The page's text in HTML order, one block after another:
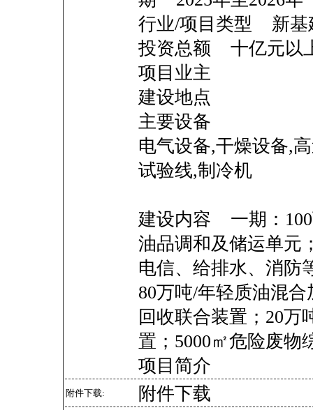
行业/项目类型 新基
投资总额 十亿
项目业主
建设地点
主要设备
电气设备,干燥设备,
试验线,制冷机
建设内容 一期：
油品调和及储运单元
电信、给排水、消防
80万吨/年轻质油混
回收联合装置；20万
置；5000㎡危险废物
项目简介
附件下载: 附件下载